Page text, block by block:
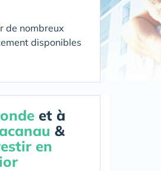
de nombreux
disponibles
et à
&
en